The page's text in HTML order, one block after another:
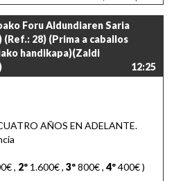
Foru Aldundiaren Saria
28) (Prima a caballos
handikapa)(Zaldi
12:25
AÑOS EN ADELANTE.
, 2º 1.600€, 3º800€, 4º400€)